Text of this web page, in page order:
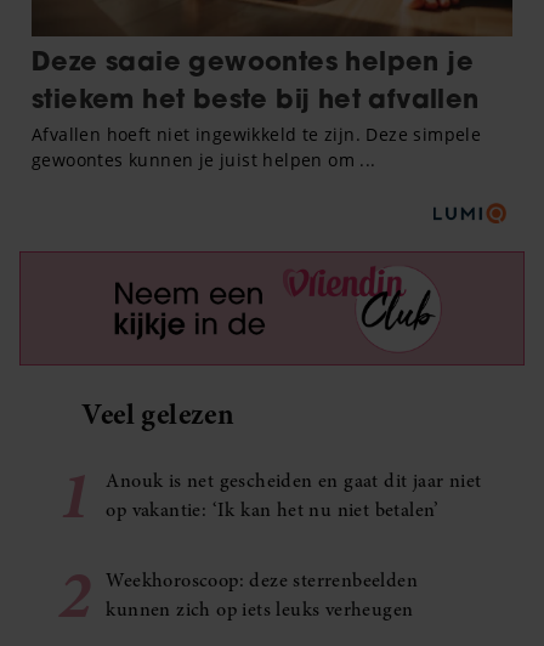
Veel gelezen
1
Anouk is net gescheiden en gaat dit jaar niet
op vakantie: ‘Ik kan het nu niet betalen’
2
Weekhoroscoop: deze sterrenbeelden
kunnen zich op iets leuks verheugen